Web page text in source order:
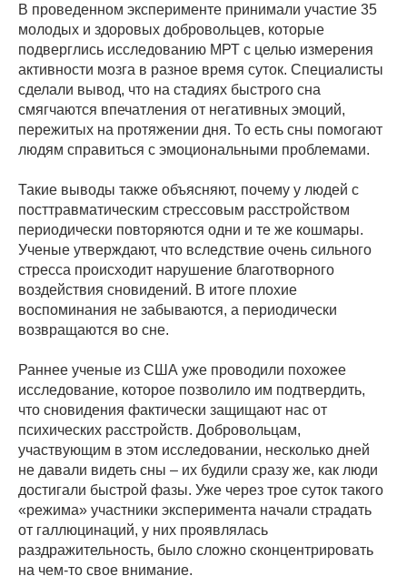
В проведенном эксперименте принимали участие 35
молодых и здоровых добровольцев, которые
подверглись исследованию МРТ с целью измерения
активности мозга в разное время суток. Специалисты
сделали вывод, что на стадиях быстрого сна
смягчаются впечатления от негативных эмоций,
пережитых на протяжении дня. То есть сны помогают
людям справиться с эмоциональными проблемами.
Такие выводы также объясняют, почему у людей с
посттравматическим стрессовым расстройством
периодически повторяются одни и те же кошмары.
Ученые утверждают, что вследствие очень сильного
стресса происходит нарушение благотворного
воздействия сновидений. В итоге плохие
воспоминания не забываются, а периодически
возвращаются во сне.
Раннее ученые из США уже проводили похожее
исследование, которое позволило им подтвердить,
что сновидения фактически защищают нас от
психических расстройств. Добровольцам,
участвующим в этом исследовании, несколько дней
не давали видеть сны – их будили сразу же, как люди
достигали быстрой фазы. Уже через трое суток такого
«режима» участники эксперимента начали страдать
от галлюцинаций, у них проявлялась
раздражительность, было сложно сконцентрировать
на чем-то свое внимание.